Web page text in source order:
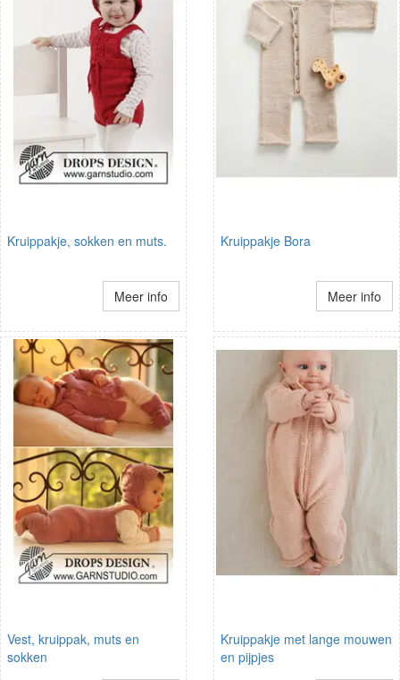
Kruippakje, sokken en muts.
Meer info
Kruippakje Bora
Meer info
Vest, kruippak, muts en
sokken
Kruippakje met lange mouwen
en pijpjes